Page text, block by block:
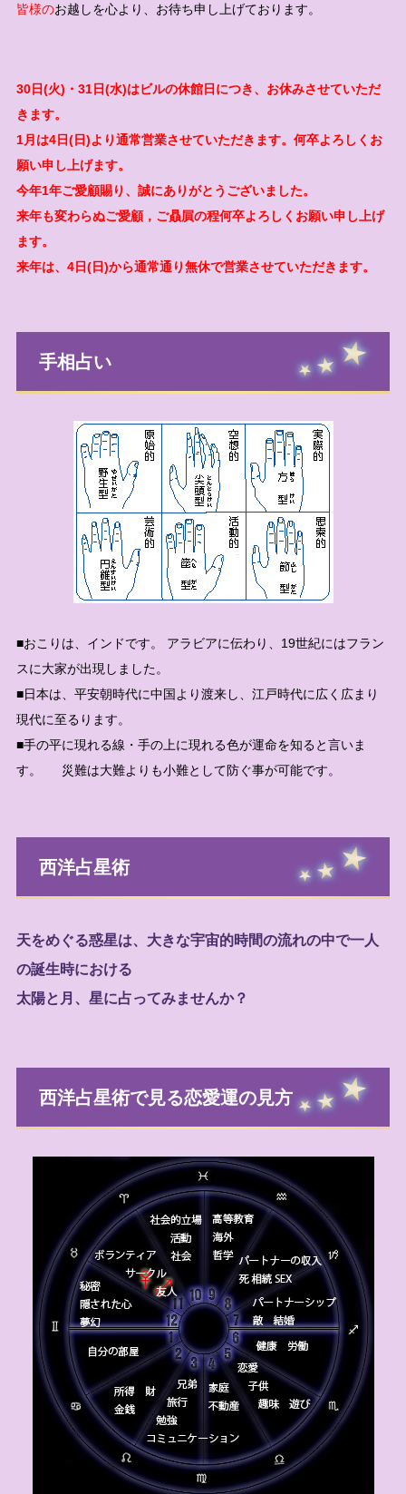
皆様のお越しを心より、お待ち申し上げております。
30日(火)・31日(水)はビルの休館日につき、お休みさせていただ
きます。
1月は4日(日)より通常営業させていただきます。何卒よろしくお
願い申し上げます。
今年1年ご愛顧賜り、誠にありがとうございました。
来年も変わらぬご愛顧，ご贔屓の程何卒よろしくお願い申し上げ
ます。
来年は、4日(日)から通常通り無休で営業させていただきます。
手相占い
■おこりは、インドです。 アラビアに伝わり、19世紀にはフラン
スに大家が出現しました。
■日本は、平安朝時代に中国より渡来し、江戸時代に広く広まり
現代に至るります。
■手の平に現れる線・手の上に現れる色が運命を知ると言いま
す。 災難は大難よりも小難として防ぐ事が可能です。
西洋占星術
天をめぐる惑星は、大きな宇宙的時間の流れの中で一人
の誕生時における
太陽と月、星に占ってみませんか？
西洋占星術で見る恋愛運の見方